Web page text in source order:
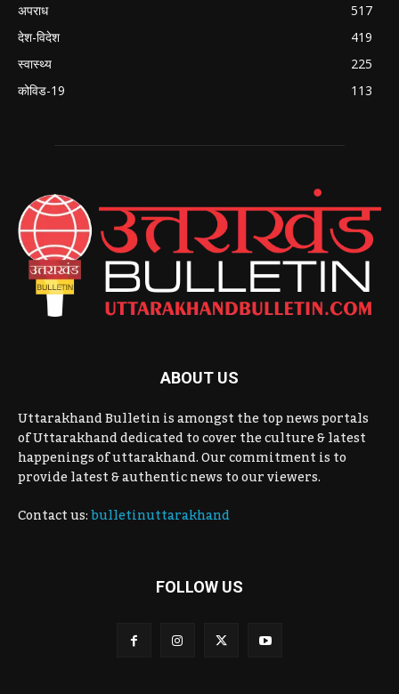
अपराध
517
देश-विदेश
419
स्वास्थ्य
225
कोविड-19
113
ABOUT US
Uttarakhand Bulletin is amongst the top news portals
of Uttarakhand dedicated to cover the culture & latest
happenings of uttarakhand. Our commitment is to
provide latest & authentic news to our viewers.
Contact us:bulletinuttarakhand
FOLLOW US